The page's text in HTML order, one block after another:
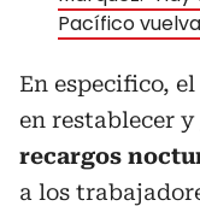
Pacífico
En especifico,
en restablecer
recargos
a los